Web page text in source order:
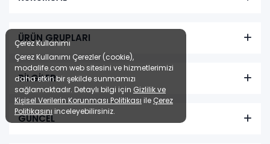
ÜRÜN GRUPLARI
BİLGİLER
GÜNCEL
Çerez Kullanımı
Çerez Kullanımı Çerezler (cookie),
modalife.com web sitesini ve hizmetlerimizi
daha etkin bir şekilde sunmamızı
sağlamaktadır. Detaylı bilgi için Gizlilik ve
Kişisel Verilerin Korunması Politikası ile Çerez
Politikasını inceleyebilirsiniz.